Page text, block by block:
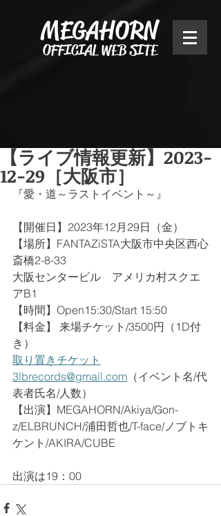
MEGAHORN
OFFICIAL WEB SITE
【ライブ情報更新】2023-
12-29［大阪市］
『愛・道～ラストイベント～』
【開催日】2023年12月29日（金）
【場所】FANTAZiSTA大阪市中央区西心
斎橋2-8-33
大阪センタービル　アメリカ村スクエ
アB1
【時間】Open15:30/Start 15:50﻿
【料金】 来場チケット/3500円（1D付
き）
取り置きチケット
3lbrecords@gmail.com （イベント名/代
表者氏名/人数）
【出演】MEGAHORN/Akiya/Gon-
z/ELBRUNCH/浦田哲也/T-face/ノブトキ
ケント/AKIRA/CUBE
出演は19：00